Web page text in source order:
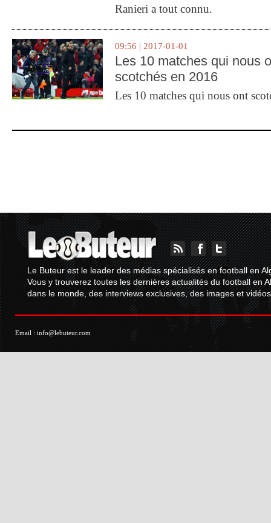
Ranieri a tout connu.
09:56 | 2017-01-01
Les 10 matches qui nous
scotchés en 2016
Les 10 matches qui nous ont
Le Buteur est le leader des médias spécialisés en football en
Vous y trouverez toutes les dernières actualités du football en
dans le monde, des interviews exclusives, des images et
Email : info@lebuteur.com